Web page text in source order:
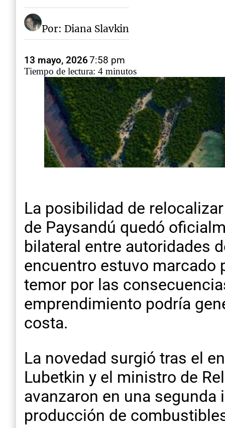
Por: Diana Slavkin
13 mayo, 20267:58 pm
Tiempo de lectura: 4 minutos
La posibilidad de
de Paysandú quedó
bilateral entre autoridades
encuentro estuvo marcado
temor por las
emprendimiento podría
costa.
La novedad surgió tras el
Lubetkin y el ministro de
avanzaron en una
producción de